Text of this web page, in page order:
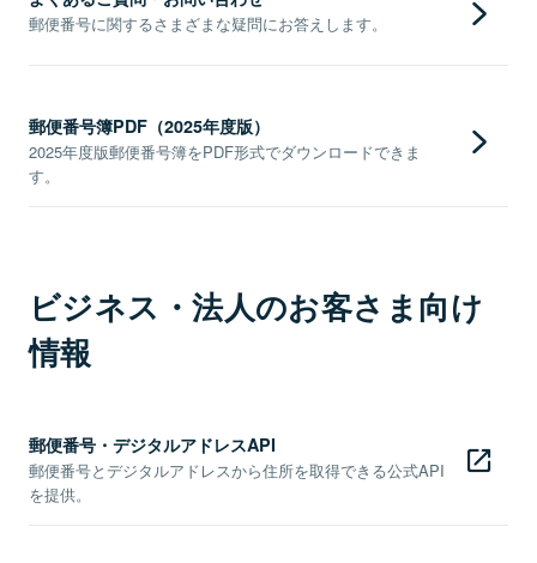
郵便番号に関するさまざまな疑問にお答えします。
郵便番号簿PDF（2025年度版）
2025年度版郵便番号簿をPDF形式でダウンロードできま
す。
ビジネス・法人のお客さま向け
情報
郵便番号・デジタルアドレスAPI
郵便番号とデジタルアドレスから住所を取得できる公式API
を提供。